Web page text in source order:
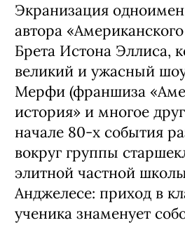
Экранизация
автора
Брета Истона Эллиса,
великий и ужасный
Мерфи (франшиза
история» и многое
начале 80-х события
вокруг группы
элитной частной
Анджелесе: приход в
ученика знаменует